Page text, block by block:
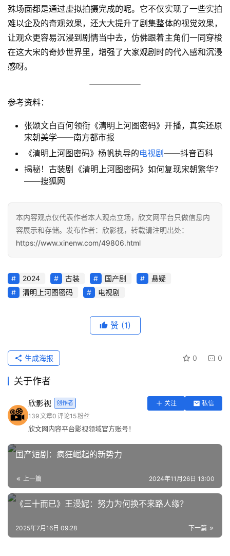
殊场面都是通过虚拟拍摄完成的呢。它不仅实现了一些实拍
难以企及的奇观效果，还大大提升了剧集整体的视觉效果，
让观众更容易沉浸到剧情当中去，仿佛跟着主角们一同穿梭
在这大宋的奇妙世界里，增强了大家观剧时的代入感和沉浸
感呀。
参考资料：
张颂文白百何领衔《清明上河图密码》开播，真实还原
宋朝美学——南方都市报
《清明上河图密码》杨帆执导的电视剧 ——抖音百科
揭秘！古装剧《清明上河图密码》如何复现宋朝繁华？
——搜狐网
本内容观点仅代表作者本人观点立场，欣文网平台只做信息内
容展示和存储。发布作者：欣影视，转载请注明出处：
https://www.xinenw.com/49806.html
2024 古装 国产剧
悬疑
清明上河图密码
电视剧
赞 (1)
0 0
生成海报
关于作者
欣影视 创作者 关注
私信
139文章0 评论15粉丝
欣文网内容平台影视领域官方账号！
国产短剧：疯狂崛起的新势力
上一篇 2024年11月26日 13:00
《三十而已》王漫妮：努力为何换不来路人缘？
下一篇
2025年7月16日 09:28